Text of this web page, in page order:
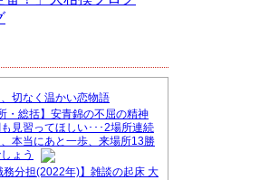
切なく温かい恋物語
・総括】安青錦の不屈の精神
見習ってほしい･･･2場所連続
本当にあと一歩、来場所13勝
ょう
務分担(2022年)】雑談の起床 大